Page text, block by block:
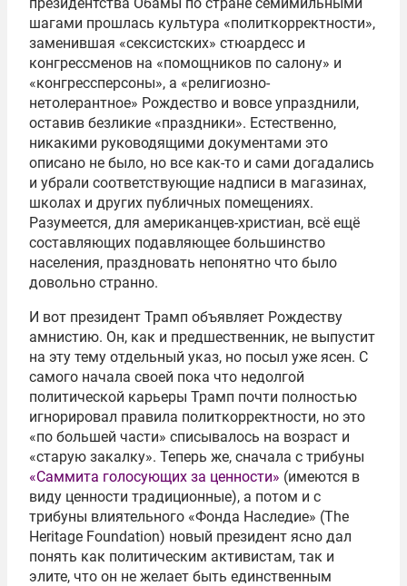
шагами прошлась культура «политкорректности»,
заменившая «сексистских» стюардесс и
конгрессменов на «помощников по салону» и
«конгрессперсоны», а «религиозно-
нетолерантное» Рождество и вовсе упразднили,
оставив безликие «праздники». Естественно,
никакими руководящими документами это
описано не было, но все как-то и сами догадались
и убрали соответствующие надписи в магазинах,
школах и других публичных помещениях.
Разумеется, для американцев-христиан, всё ещё
составляющих подавляющее большинство
населения, праздновать непонятно что было
довольно странно.
И вот президент Трамп объявляет Рождеству
амнистию. Он, как и предшественник, не выпустит
на эту тему отдельный указ, но посыл уже ясен. С
самого начала своей пока что недолгой
политической карьеры Трамп почти полностью
игнорировал правила политкорректности, но это
«по большей части» списывалось на возраст и
«старую закалку». Теперь же, сначала с трибуны
«Саммита голосующих за ценности» (имеются в
виду ценности традиционные), а потом и с
трибуны влиятельного «Фонда Наследие» (The
Heritage Foundation) новый президент ясно дал
понять как политическим активистам, так и
элите, что он не желает быть единственным